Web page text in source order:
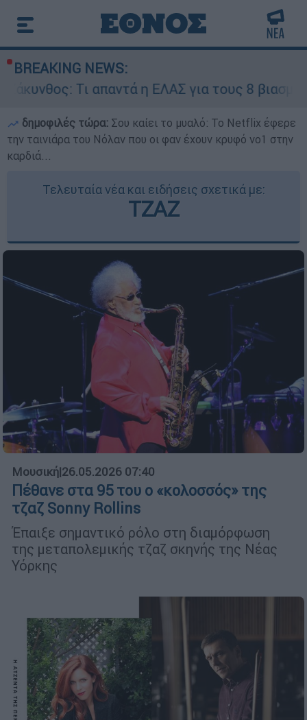
BREAKING NEWS:
απαντά η ΕΛΑΣ για τους 8 βιασμούς
δημοφιλές τώρα: Σου καίει το μυαλό: Το Netflix έφερε
την ταινιάρα του Νόλαν που οι φαν έχουν κρυφό νο1 στην
καρδιά...
Τελευταία νέα και ειδήσεις σχετικά με:
ΤΖΑΖ
Μουσική|26.05.2026 07:40
Πέθανε στα 95 του ο «κολοσσός» της
τζαζ Sonny Rollins
Έπαιξε σημαντικό ρόλο στη διαμόρφωση
της μεταπολεμικής τζαζ σκηνής της Νέας
Υόρκης